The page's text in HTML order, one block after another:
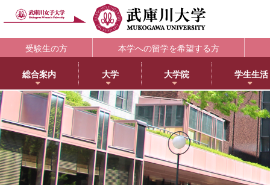
受験生の方 本学への留学を希望する方
総合案内
理念・歴史
教育理念
学院長メッセージ
学長メッセージ
3つのポリシーとアセスメントポリシー
大学
大学
日本語日本文学科
歴史文化学科
英語グローバル学科
教育学科
大学院
大学院・専攻科
大学院NEWS・EVENTS
教育学専攻
健康・スポーツ科学専攻
食創造科学専攻
学生生活
学生支援部署
教務部
学生部
国際センター
学校教育センター
キャリア支援
キャリアセンター
薬学部学生の就職支援
内定先輩アドバイザーの声
研究所
教育総合研究所
健康科学総合研究所
女性活躍総合研究所
教育・研究
研究ポータル
動物実験委員会
女性研究リー
武庫川女子大
アメリカ分校で学ぶ
アメリカ分校（English）
留学プログラム
日本文化センター
アメリカ分校キャンパスマップ
附属図書館
利用案内
蔵書検索
マイライブラリ
データベース一覧